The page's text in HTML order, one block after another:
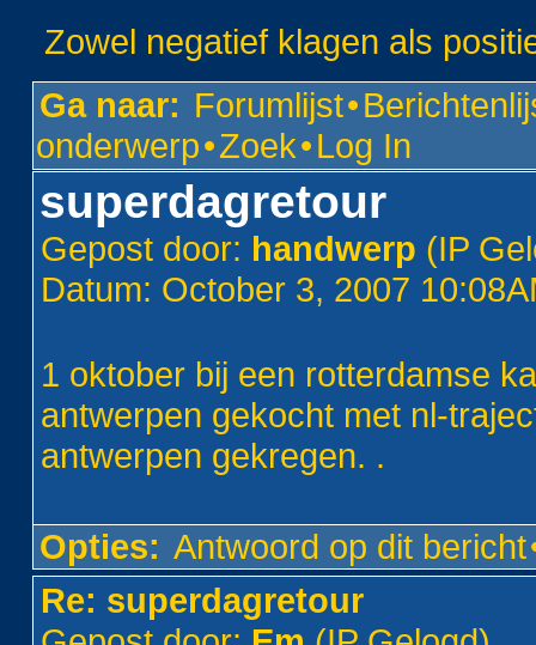
Zowel negatief klagen als
Ga naar: Forumlijst•
onderwerp•Zoek•Log In
superdagretour
Gepost door: handwerp (IP
Datum: October 3, 2007
1 oktober bij een rotterdamse
antwerpen gekocht met nl-
antwerpen gekregen. .
Opties: Antwoord op dit bericht
Re: superdagretour